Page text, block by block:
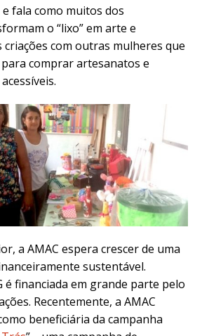
fala como muitos dos
o “lixo” em arte e
com outras mulheres que
comprar artesanatos e
a AMAC espera crescer de uma
sustentável.
é financiada em grande parte pelo
Recentemente, a AMAC
beneficiária da campanha